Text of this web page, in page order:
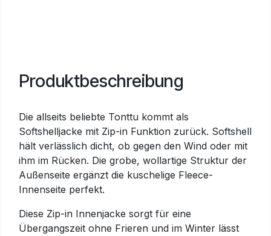
Produktbeschreibung
Die allseits beliebte Tonttu kommt als
Softshelljacke mit Zip-in Funktion zurück. Softshell
hält verlässlich dicht, ob gegen den Wind oder mit
ihm im Rücken. Die grobe, wollartige Struktur der
Außenseite ergänzt die kuschelige Fleece-
Innenseite perfekt.
Diese Zip-in Innenjacke sorgt für eine
Übergangszeit ohne Frieren und im Winter lässt